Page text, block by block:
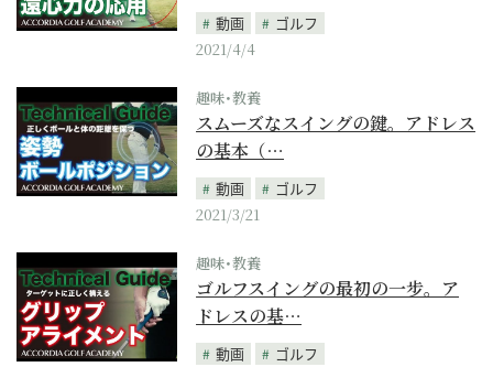
動画
ゴルフ
2021/4/4
趣味･教養
スムーズなスイングの鍵。アドレス
の基本（…
動画
ゴルフ
2021/3/21
趣味･教養
ゴルフスイングの最初の一步。ア
ドレスの基…
動画
ゴルフ